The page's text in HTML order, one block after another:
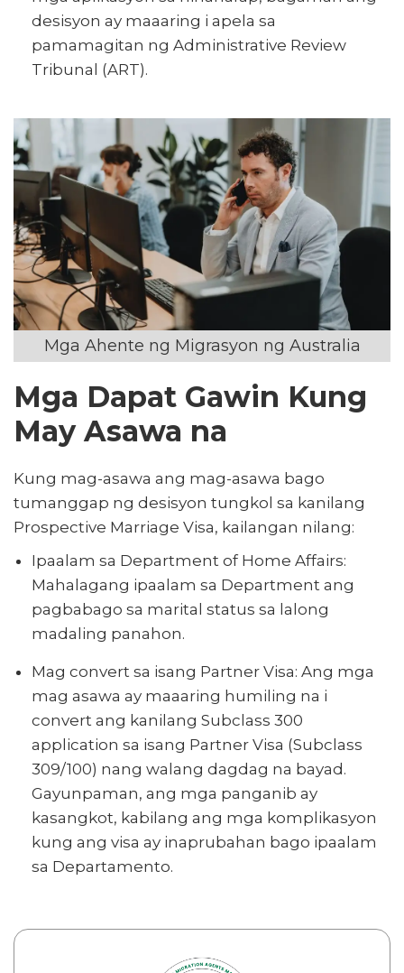
desisyon ay maaaring i apela sa
pamamagitan ng Administrative Review
Tribunal (ART).
Mga Ahente ng Migrasyon ng Australia
Mga Dapat Gawin Kung
May Asawa na
Kung mag-asawa ang mag-asawa bago
tumanggap ng desisyon tungkol sa kanilang
Prospective Marriage Visa, kailangan nilang:
Ipaalam sa Department of Home Affairs:
Mahalagang ipaalam sa Department ang
pagbabago sa marital status sa lalong
madaling panahon.
Mag convert sa isang Partner Visa: Ang mga
mag asawa ay maaaring humiling na i
convert ang kanilang Subclass 300
application sa isang Partner Visa (Subclass
309/100) nang walang dagdag na bayad.
Gayunpaman, ang mga panganib ay
kasangkot, kabilang ang mga komplikasyon
kung ang visa ay inaprubahan bago ipaalam
sa Departamento.